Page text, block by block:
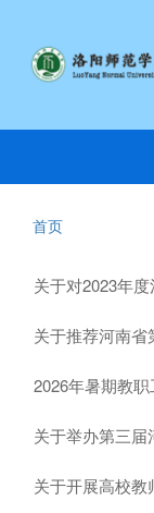
首页
关于开展高校教